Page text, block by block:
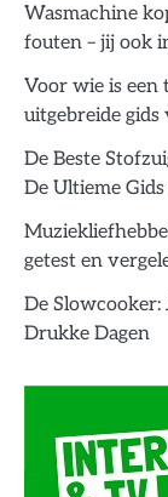
Wasmachine
fouten – jij ook
Voor wie is een
uitgebreide
De Beste
De Ultieme
getest en
De Slowcooker:
Drukke Dagen